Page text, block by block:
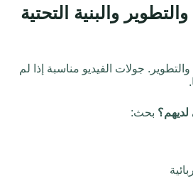
والبنية التحتية
جولات الفيديو مناسبة إذا لم
لديهم؟ بحث: